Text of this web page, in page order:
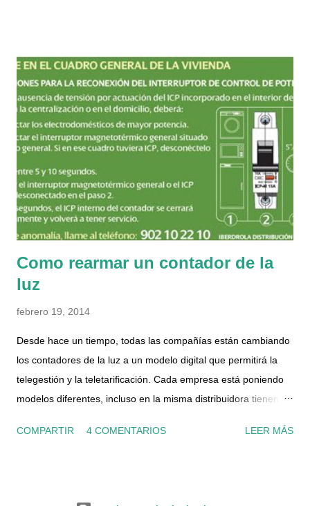
siguiente otra vez otro chico distinto y ya me picó la curiosidad.
Cuando buscas en internet apenas hay información sobre
ellos, y la mitad de lo que aparece es de otra asociación
catalana que se llama Músicos por la paz y la integración ,
estos al menos si parece que hace cosas, ya por lo menos
actualizan el facebook y hay noticias en los medios con datos
concretos de actuaciones y eventos. Sobre la que nos atiene,
en su web realmente no hay n...
Como rearmar un contador de la
luz
febrero 19, 2014
Desde hace un tiempo, todas las compañías están cambiando
los contadores de la luz a un modelo digital que permitirá la
telegestión y la teletarificación. Cada empresa está poniendo
modelos diferentes, incluso en la misma distribuidora tienen
unas instrucciones de lo que hay que hacer si te pasas de
COMPARTIR 4 COMENTARIOS LEER MÁS